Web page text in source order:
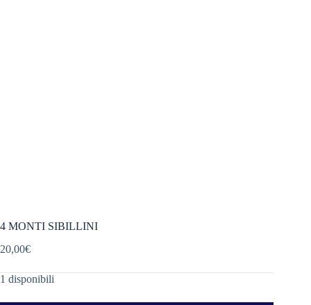
4 MONTI SIBILLINI
20,00€
1 disponibili